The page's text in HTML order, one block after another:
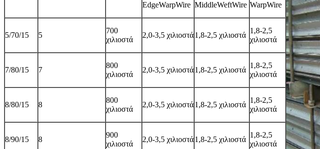
EdgeWarpWire MiddleWeftWire WarpWire
5/70/15 5
700
χιλιοστά
2,0-3,5 χιλιοστά1,8-2,5 χιλιοστά
1,8-2,5
χιλιοστά
7/80/15 7
800
χιλιοστά
2,0-3,5 χιλιοστά1,8-2,5 χιλιοστά
1,8-2,5
χιλιοστά
8/80/15 8
800
χιλιοστά
2,0-3,5 χιλιοστά1,8-2,5 χιλιοστά
1,8-2,5
χιλιοστά
8/90/15 8
900
χιλιοστά
2,0-3,5 χιλιοστά1,8-2,5 χιλιοστά
1,8-2,5
χιλιοστά